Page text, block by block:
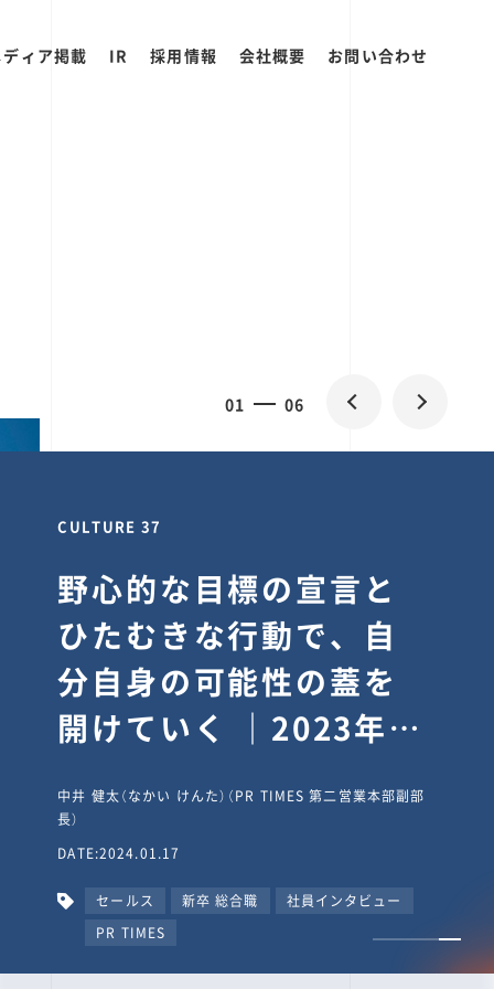
ィア掲載 IR 採用情報 会社概要 お問い合わせ
0 06
CULTURE 30
逆境では自分のスタン
スを変え“予想を裏切
り、期待を超える”【真
輔塾・前編】
山田真輔（やまだ しんすけ）（執行役員 兼 Jooto事業部
長）
DATE:2023.09.08
カルチャー CxO キャリア入社 Jooto